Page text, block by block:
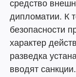
средство
дипломатии. К
безопасности
характер
разведка
вводят